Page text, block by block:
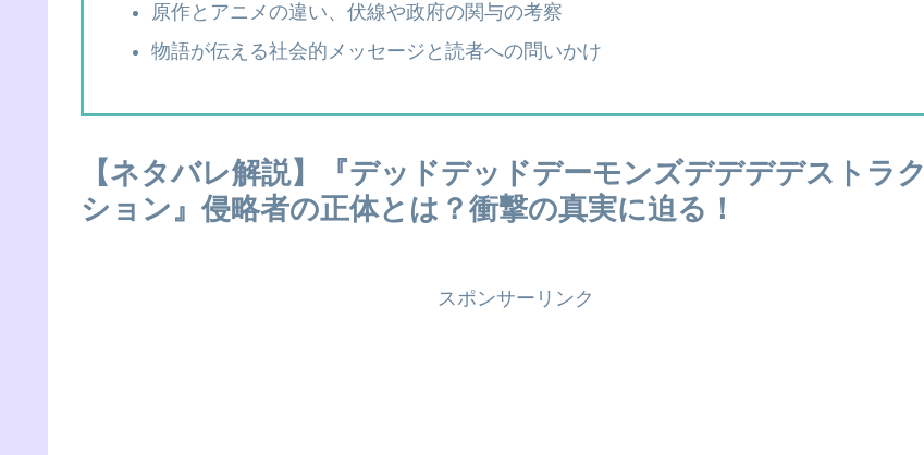
原作とアニメの違い、伏線や政府の関与の考察
物語が伝える社会的メッセージと読者への問いかけ
【ネタバレ解説】『デッドデッドデーモンズデデデデストラク
ション』侵略者の正体とは？衝撃の真実に迫る！
スポンサーリンク